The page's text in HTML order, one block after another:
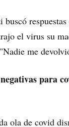
buscó
el virus su
me
para
ola de covid